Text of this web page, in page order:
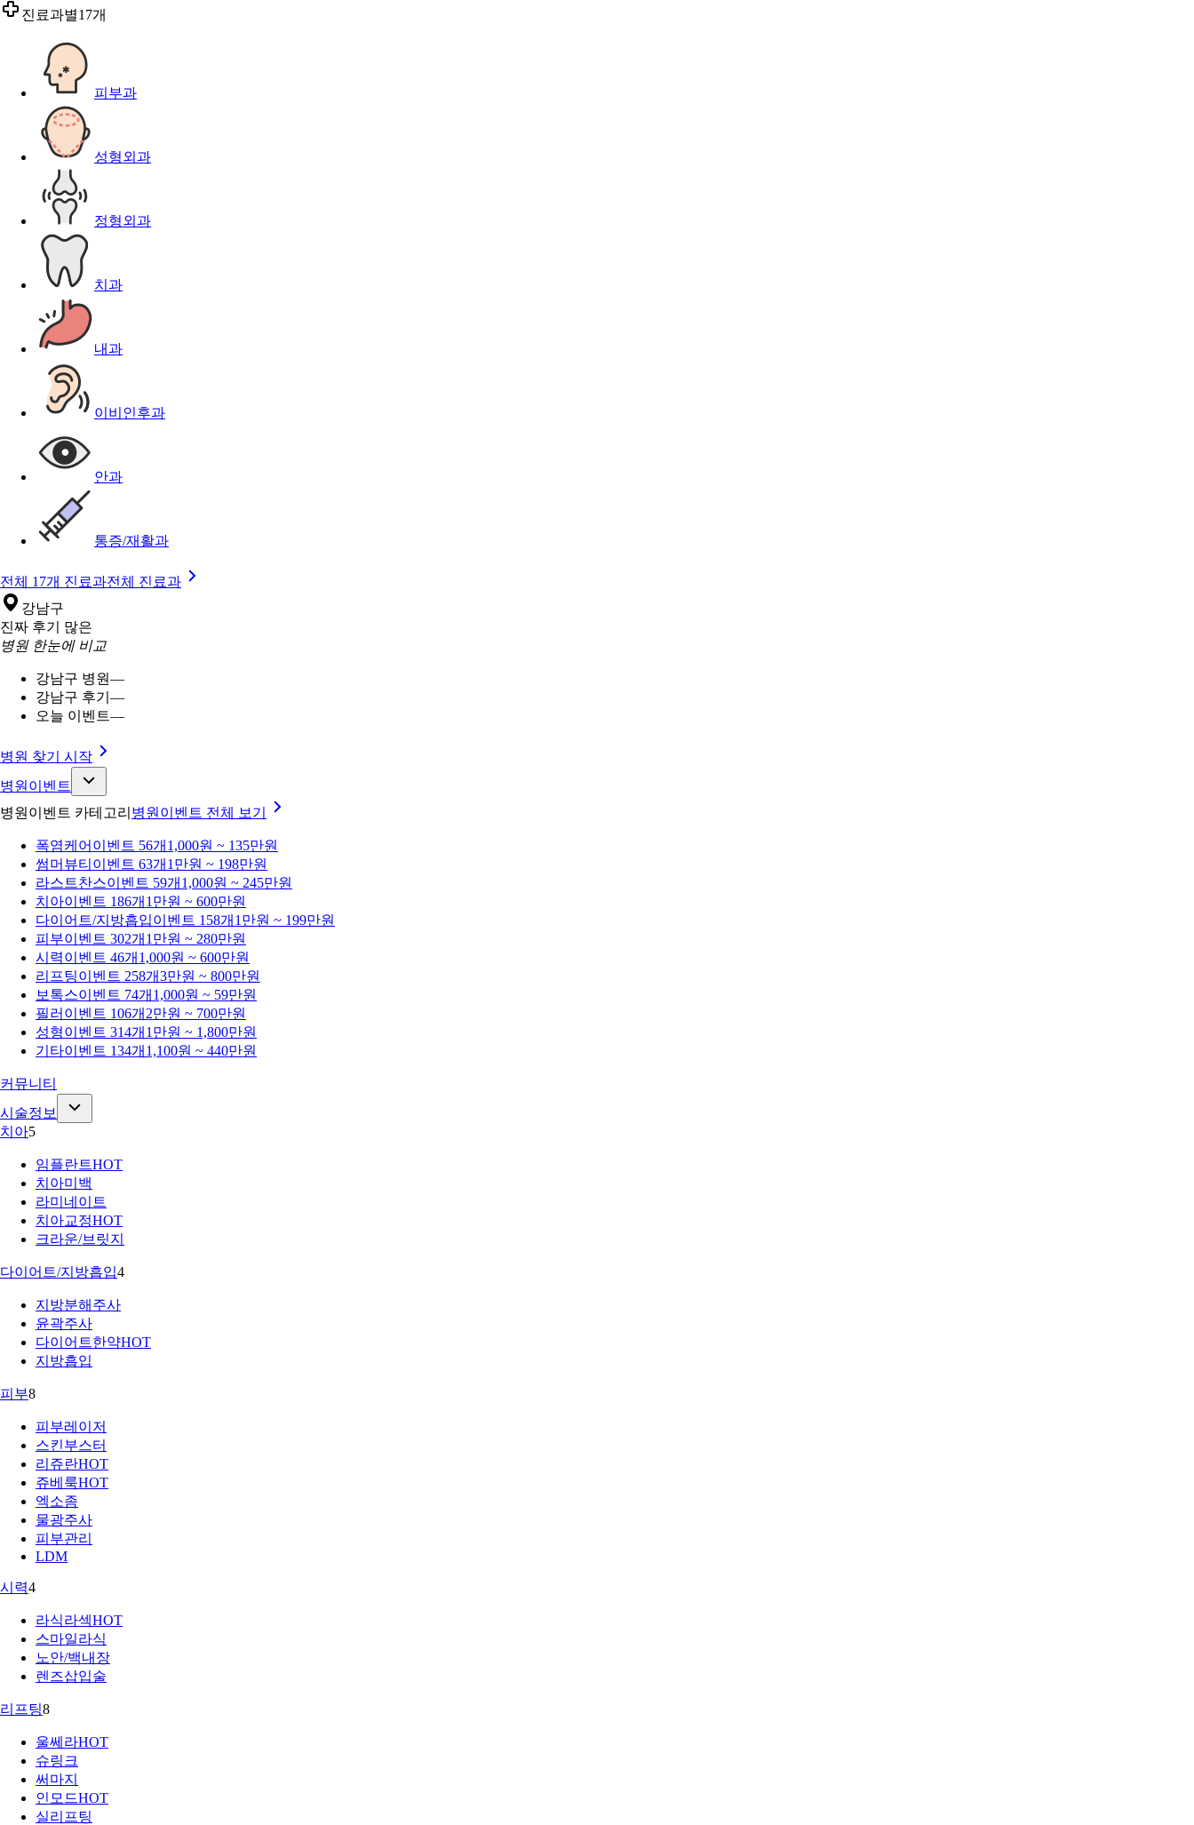
진료과별17개
피부과
성형외과
정형외과
치과
내과
이비인후과
안과
통증/재활과
전체 17개 진료과전체 진료과
강남구
진짜 후기 많은
병원 한눈에 비교
강남구 병원—
강남구 후기 —
오늘 이벤트—
병원 찾기 시작
병원이벤트
병원이벤트 카테고리 병원이벤트 전체 보기
폭염케어 이벤트 56개 1,000원 ~ 135만원
썸머뷰티 이벤트 63개 1만원 ~ 198만원
라스트찬스이벤트 59개 1,000원 ~ 245만원
치아이벤트 186개 1만원 ~ 600만원
다이어트/지방흡입이벤트 158개 1만원 ~ 199만원
피부이벤트 302개 1만원 ~ 280만원
시력이벤트 46개 1,000원 ~ 600만원
리프팅이벤트 258개3만원 ~ 800만원
보톡스이벤트 74개 1,000원 ~ 59만원
필러 이벤트 106개 2만원 ~ 700만원
성형이벤트 314개 1만원 ~ 1,800만원
기타이벤트 134개 1,100원 ~ 440만원
커뮤니티
시술정보
치아5
임플란트HOT
치아미백
라미네이트
치아교정HOT
크라운/브릿지
다이어트/지방흡입4
지방분해주사
윤곽주사
다이어트한약HOT
지방흡입
피부8
피부레이저
스킨부스터
리쥬란HOT
쥬베룩HOT
엑소좀
물광주사
피부관리
LDM
시력4
라식라섹HOT
스마일라식
노안/백내장
렌즈삽입술
리프팅8
울쎄라HOT
슈링크
써마지
인모드HOT
실리프팅